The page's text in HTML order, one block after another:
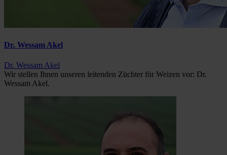
Dr. Wessam Akel
Dr. Wessam Akel
Wir stellen Ihnen unseren leitenden Züchter für Weizen vor: Dr.
Wessam Akel.